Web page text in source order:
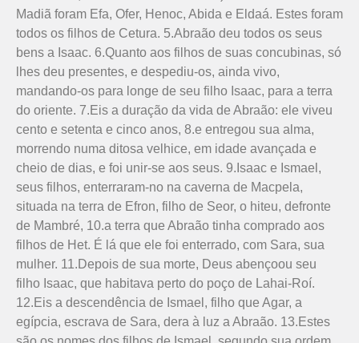
Madiã foram Efa, Ofer, Henoc, Abida e Eldaá. Estes foram
todos os filhos de Cetura. 5.Abraão deu todos os seus
bens a Isaac. 6.Quanto aos filhos de suas concubinas, só
lhes deu presentes, e despediu-os, ainda vivo,
mandando-os para longe de seu filho Isaac, para a terra
do oriente. 7.Eis a duração da vida de Abraão: ele viveu
cento e setenta e cinco anos, 8.e entregou sua alma,
morrendo numa ditosa velhice, em idade avançada e
cheio de dias, e foi unir-se aos seus. 9.Isaac e Ismael,
seus filhos, enterraram-no na caverna de Macpela,
situada na terra de Efron, filho de Seor, o hiteu, defronte
de Mambré, 10.a terra que Abraão tinha comprado aos
filhos de Het. É lá que ele foi enterrado, com Sara, sua
mulher. 11.Depois de sua morte, Deus abençoou seu
filho Isaac, que habitava perto do poço de Lahai-Roí.
12.Eis a descendência de Ismael, filho que Agar, a
egípcia, escrava de Sara, dera à luz a Abraão. 13.Estes